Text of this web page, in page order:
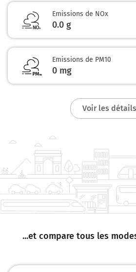
Au rond-point, prendre la
Cinquante Otages et
4,1 km
Au rond-point, prendre la
Cinquante Otages et
4,1 km
44000-44300
Emissions de NOx
0.0 g
Emissions de PM10
0 mg
Voir les détails
...et compare tous les